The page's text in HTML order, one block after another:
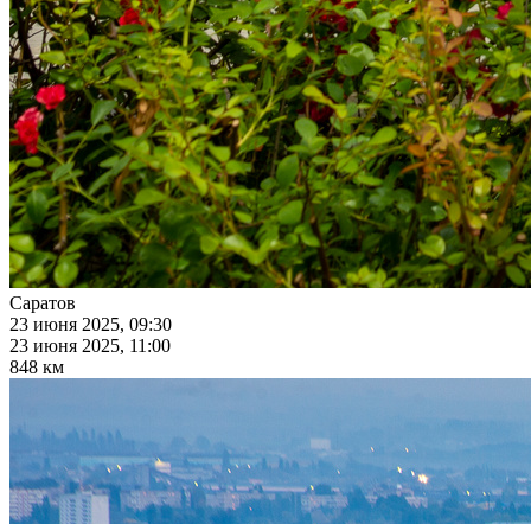
Саратов
23 июня 2025, 09:30
23 июня 2025, 11:00
848 км